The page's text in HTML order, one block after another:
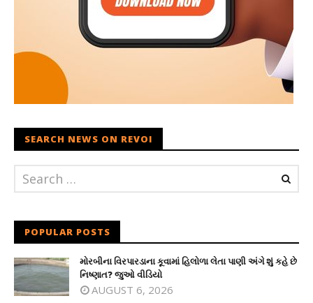
SEARCH NEWS ON REVOI
POPULAR POSTS
મોરબીના વિરપારડાના કૂવામાં હિલોળા લેતા પાણી અંગે શું કહે છે
નિષ્ણાત? જુઓ વીડિયો
AUGUST 6, 2026